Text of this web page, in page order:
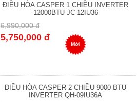
ĐIỀU HÒA CASPER 1 CHIỀU INVERTER
12000BTU JC-12IU36
6,990,000 đ
5,750,000 đ
Mới
ĐIỀU HÒA CASPER 2 CHIỀU 9000 BTU
INVERTER QH-09IU36A